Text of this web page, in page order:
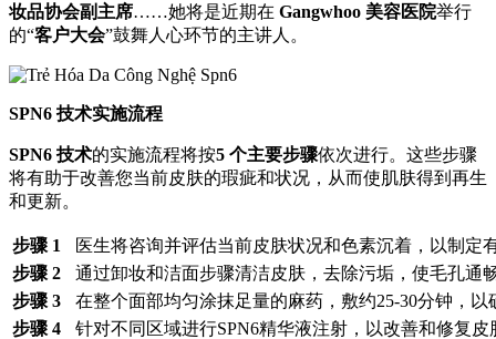
妆品协会副主席……她将是近期在 Gangwhoo 美容医院举行
的“客户大会”鼓舞人心环节的主讲人。
SPN6 技术实施流程
SPN6 技术的实施流程将按5 个主要步骤依次进行。这些步骤
将有助于改善您当前皮肤的瑕疵和状况，从而使肌肤得到再生
和更新。
步骤 1
医生将咨询并评估当前皮肤状况和色素沉着，以制定
步骤 2
通过卸妆和洁面步骤清洁皮肤，去除污垢，使毛孔通
步骤 3
在整个面部均匀涂抹足量的麻药，敷约25-30分钟，
步骤 4
针对不同区域进行SPN6精华液注射，以改善和修复